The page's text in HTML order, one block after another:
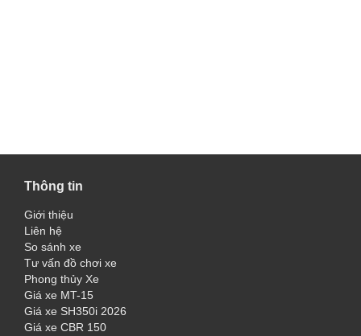
Thông tin
Giới thiệu
Liên hệ
So sánh xe
Tư vấn đồ chơi xe
Phong thủy Xe
Giá xe MT-15
Giá xe SH350i 2026
Giá xe CBR 150